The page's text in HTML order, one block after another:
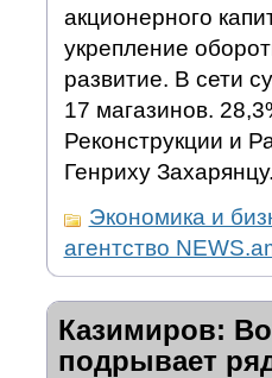
акционерного
укрепление
развитие. В сети
17 магазинов.
Реконструкции и
Генриху Захарянцу.
Экономика и
агентство
Казимиров:
подрывает